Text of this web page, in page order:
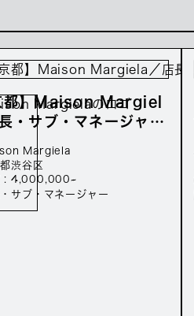
都】Maison Margiel
・サブ・マネージャー
Margiela
渋谷区
: 4,000,000~
サブ・マネージャー